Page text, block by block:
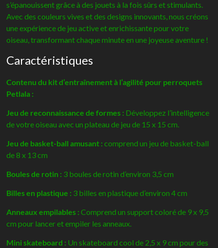
s’épanouissent grâce à des jouets à la fois sûrs et stimulants.
Avec des couleurs vives et des designs innovants, nous créons
une expérience de jeu active et enrichissante pour votre
oiseau, transformant chaque minute en une joyeuse aventure !
Caractéristiques
Contenu du kit d’entraînement à l’agilité pour perroquets
Petlala :
Jeu de reconnaissance de formes : Développez l’intelligence
de votre oiseau avec un plateau de jeu de 15 x 15 cm.
Jeu de basket-ball amusant : comprend un jeu de basket-ball
de 8 x 13 cm
Boules de rotin : 3 boules de rotin d’environ 3,5 cm
Billes en plastique : 3 billes en plastique d’environ 4 cm
Anneaux empilables : Comprend un support coloré de 9 x 9,5
cm pour lancer et empiler les anneaux.
Mini skateboard : Un skateboard cool de 2,5 x 9 cm pour des